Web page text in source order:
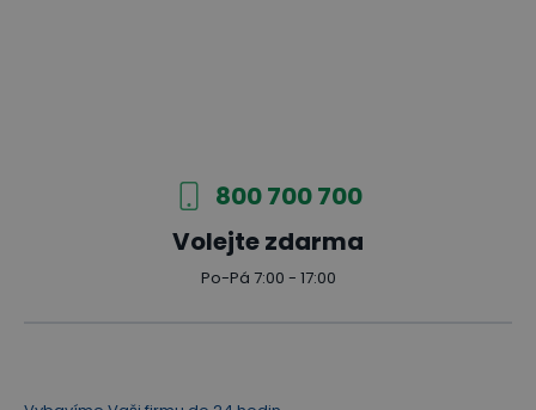
800 700 700
Volejte zdarma
Po-Pá 7:00 - 17:00